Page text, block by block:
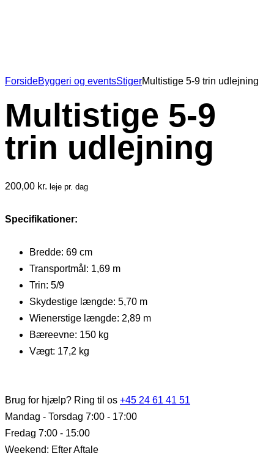
ForsideByggeri og eventsStigerMultistige 5-9 trin udlejning
Multistige 5-9
trin udlejning
200,00 kr. leje pr. dag
Specifikationer:
Bredde: 69 cm
Transportmål: 1,69 m
Trin: 5/9
Skydestige længde: 5,70 m
Wienerstige længde: 2,89 m
Bæreevne: 150 kg
Vægt: 17,2 kg
Brug for hjælp? Ring til os +45 24 61 41 51
Mandag - Torsdag 7:00 - 17:00
Fredag 7:00 - 15:00
Weekend: Efter Aftale